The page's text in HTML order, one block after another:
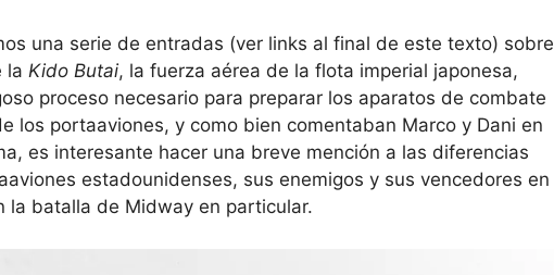
una serie de entradas (ver links al final de este texto) sobre
la Kido Butai, la fuerza aérea de la flota imperial japonesa,
proceso necesario para preparar los aparatos de combate
los portaaviones, y como bien comentaban Marco y Dani en
es interesante hacer una breve mención a las diferencias
estadounidenses, sus enemigos y sus vencedores en
la batalla de Midway en particular.